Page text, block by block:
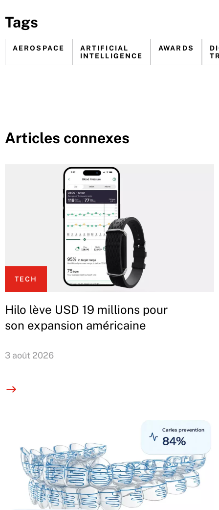
Tags
AEROSPACE
ARTIFICIAL
INTELLIGENCE
AWARDS
Articles connexes
TECH
Hilo lève USD 19 millions pour
son expansion américaine
3 août 2026